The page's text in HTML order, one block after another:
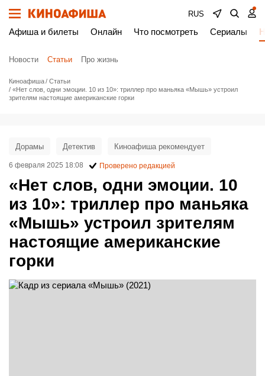
RUS
Афиша и билеты Онлайн Что посмотреть Сериалы
Новости Статьи Про жизнь
Киноафиша
Статьи
«Нет слов, одни эмоции. 10 из 10»: триллер про маньяка «Мышь» устроил
зрителям настоящие американские горки
«Нет слов, одни эмоции. 10
из 10»: триллер про маньяка
«Мышь» устроил зрителям
настоящие американские
горки
Дорамы Детектив Киноафиша рекомендует
6 февраля 2025 18:08 Проверено редакцией